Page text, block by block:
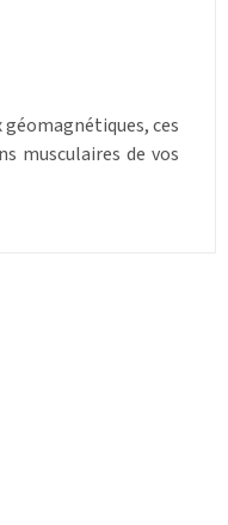
ces
musculaires de vos